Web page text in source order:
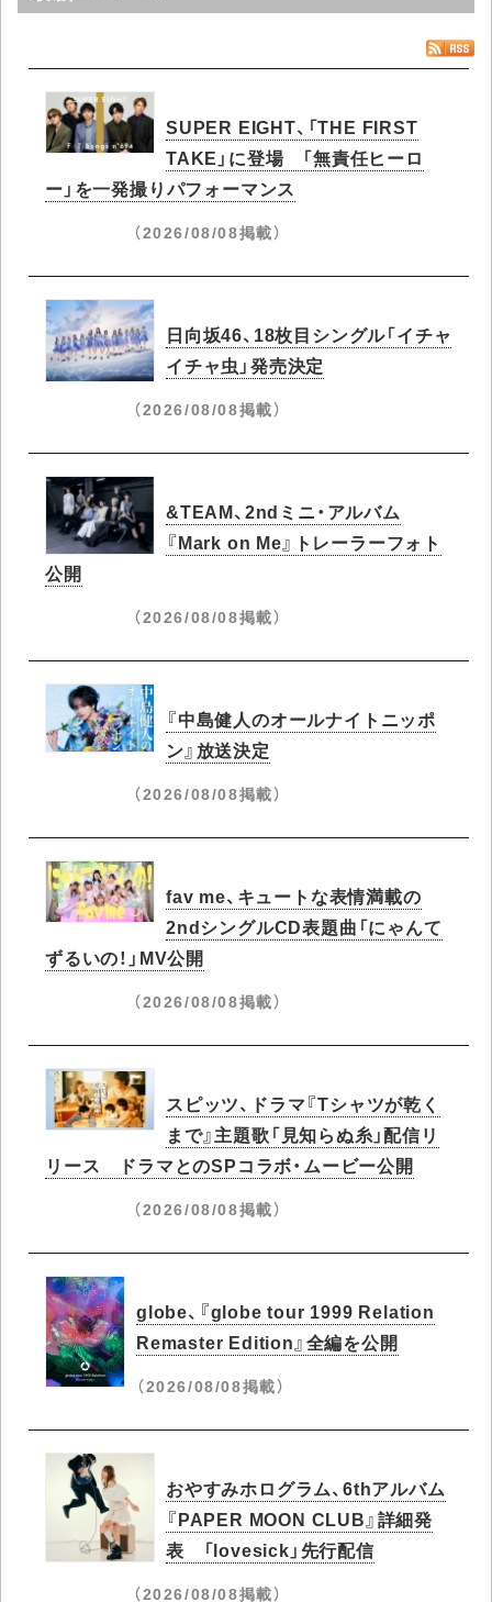
SUPER EIGHT、「THE FIRST
TAKE」に登場 「無責任ヒーロ
ー」を一発撮りパフォーマンス
（2026/08/08掲載）
日向坂46、18枚目シングル「イチャ
イチャ虫」発売決定
（2026/08/08掲載）
&TEAM、2ndミニ・アルバム
『Mark on Me』トレーラーフォト
公開
（2026/08/08掲載）
『中島健人のオールナイトニッポ
ン』放送決定
（2026/08/08掲載）
fav me、キュートな表情満載の
2ndシングルCD表題曲「にゃんて
ずるいの！」MV公開
（2026/08/08掲載）
スピッツ、ドラマ『Tシャツが乾く
まで』主題歌「見知らぬ糸」配信リ
リース ドラマとのSPコラボ・ムービー公開
（2026/08/08掲載）
globe、『globe tour 1999 Relation
Remaster Edition』全編を公開
（2026/08/08掲載）
おやすみホログラム、6thアルバム
『PAPER MOON CLUB』詳細発
表 「lovesick」先行配信
（2026/08/08掲載）